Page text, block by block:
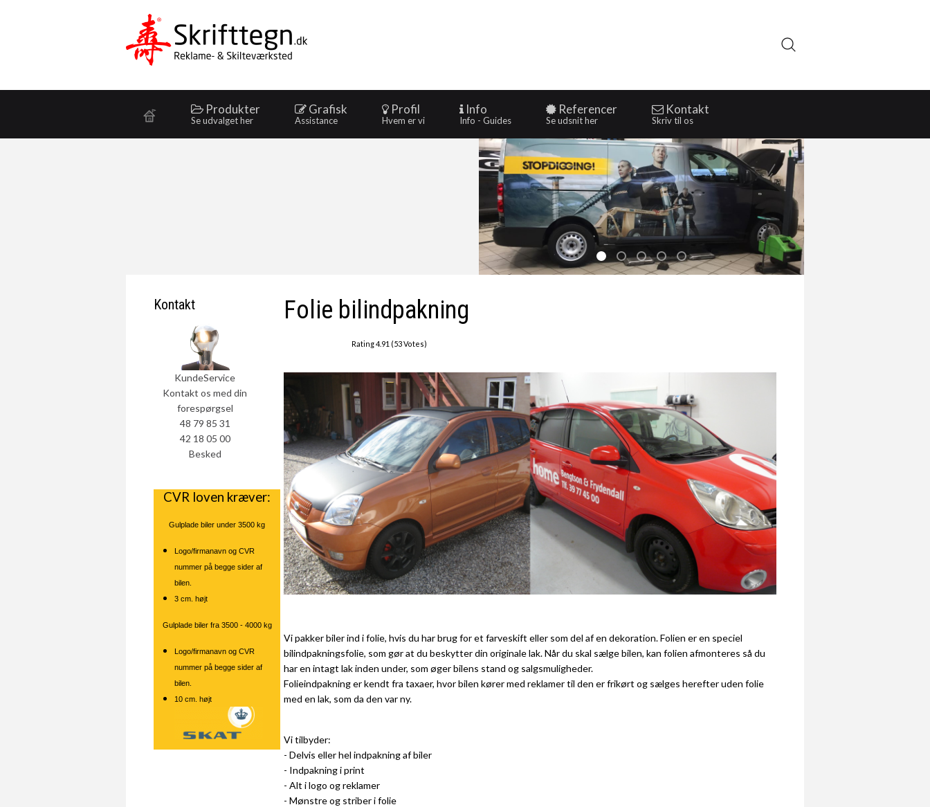
Produkter
Se udvalget her
Grafisk
Assistance
Profil
Hvem er vi
Info
Info - Guides
Referencer
Se udsnit her
Kontakt
Skriv til os
WrappingWrapping bagende
Wrapping detaljer
WrappingIndpakning i folie
Folie bilindpakning
Rating 4.91 (53 Votes)
Vi pakker biler ind i folie, hvis du har brug for et farveskift eller som del af en dekoration. Folien er en speciel
bilindpakningsfolie, som gør at du beskytter din originale lak. Når du skal sælge bilen, kan folien afmonteres så du
har en intagt lak inden under, som øger bilens stand og salgsmuligheder.
Folieindpakning er kendt fra taxaer, hvor bilen kører med reklamer til den er frikørt og sælges herefter uden folie
med en lak, som da den var ny.
Vi tilbyder:
- Delvis eller hel indpakning af biler
- Indpakning i print
- Alt i logo og reklamer
- Mønstre og striber i folie
Kontakt
KundeService
Kontakt os med din
forespørgsel
48 79 85 31
42 18 05 00
Besked
CVR loven kræver:
Gulplade biler under 3500 kg
Logo/firmanavn og CVR
nummer på begge sider af
bilen.
3 cm. højt
Gulplade biler fra 3500 - 4000 kg
Logo/firmanavn og CVR
nummer på begge sider af
bilen.
10 cm. højt